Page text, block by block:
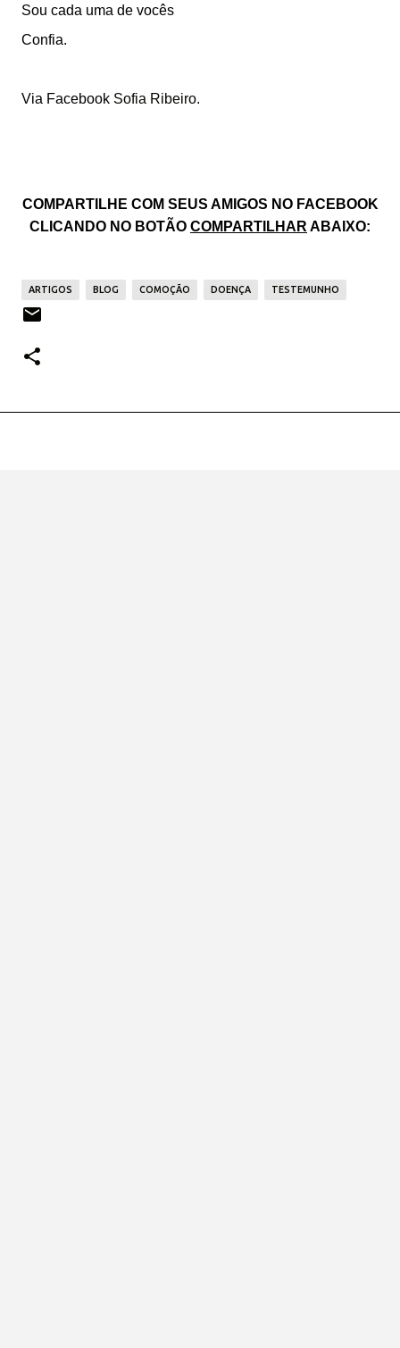
Sou cada uma de vocês
Confia.
Via Facebook Sofia Ribeiro.
COMPARTILHE COM SEUS AMIGOS NO FACEBOOK
CLICANDO NO BOTÃO COMPARTILHAR ABAIXO:
ARTIGOS BLOG COMOÇÃO DOENÇA TESTEMUNHO